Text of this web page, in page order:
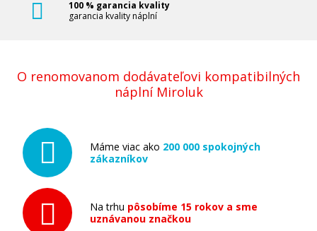
Originální fotoválec
Pridať do košíka
100 % garancia kvality
garancia kvality náplní
O renomovanom dodávateľovi kompatibilných
náplní Miroluk
Máme viac ako 200 000 spokojných
zákazníkov
Na trhu pôsobíme 15 rokov a sme
uznávanou značkou